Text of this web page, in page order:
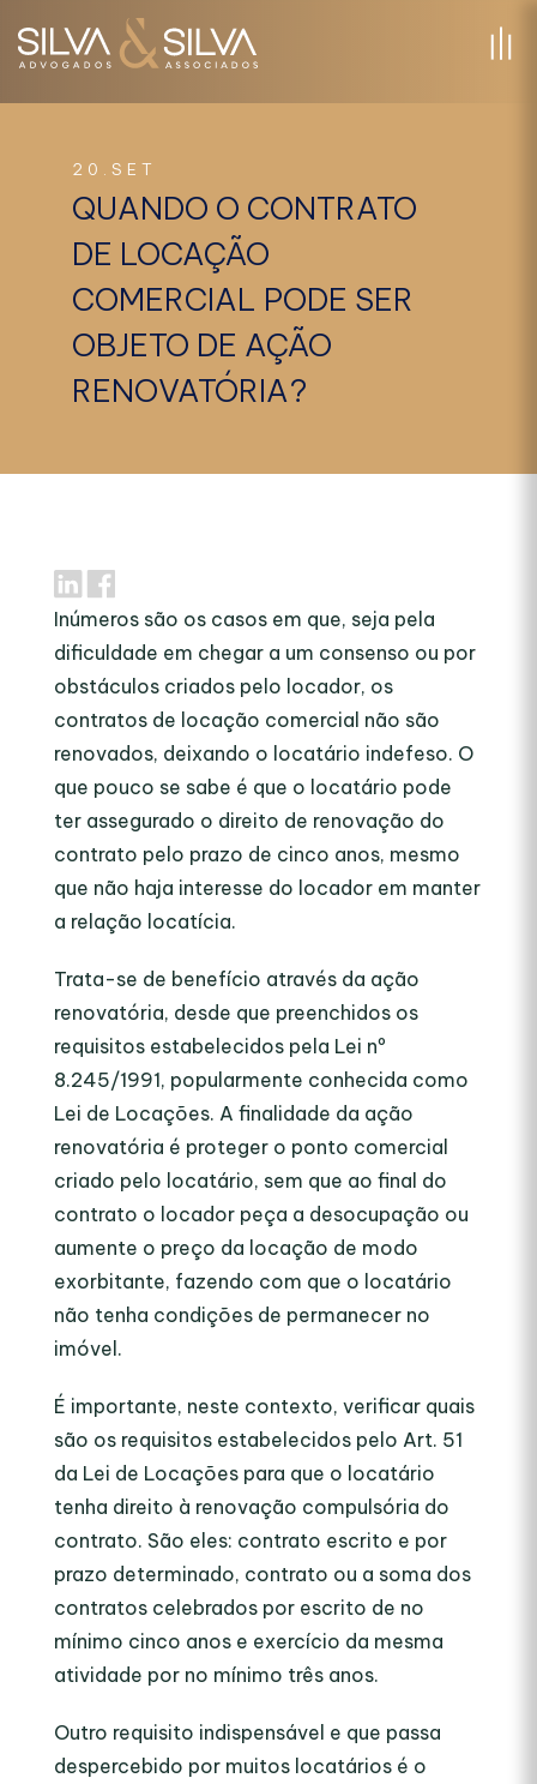
20.SET
QUANDO O CONTRATO
DE LOCAÇÃO
COMERCIAL PODE SER
OBJETO DE AÇÃO
RENOVATÓRIA?
Inúmeros são os casos em que, seja pela
dificuldade em chegar a um consenso ou por
obstáculos criados pelo locador, os
contratos de locação comercial não são
renovados, deixando o locatário indefeso. O
que pouco se sabe é que o locatário pode
ter assegurado o direito de renovação do
contrato pelo prazo de cinco anos, mesmo
que não haja interesse do locador em manter
a relação locatícia.
Trata-se de benefício através da ação
renovatória, desde que preenchidos os
requisitos estabelecidos pela Lei nº
8.245/1991, popularmente conhecida como
Lei de Locações. A finalidade da ação
renovatória é proteger o ponto comercial
criado pelo locatário, sem que ao final do
contrato o locador peça a desocupação ou
aumente o preço da locação de modo
exorbitante, fazendo com que o locatário
não tenha condições de permanecer no
imóvel.
É importante, neste contexto, verificar quais
são os requisitos estabelecidos pelo Art. 51
da Lei de Locações para que o locatário
tenha direito à renovação compulsória do
contrato. São eles: contrato escrito e por
prazo determinado, contrato ou a soma dos
contratos celebrados por escrito de no
mínimo cinco anos e exercício da mesma
atividade por no mínimo três anos.
Outro requisito indispensável e que passa
despercebido por muitos locatários é o